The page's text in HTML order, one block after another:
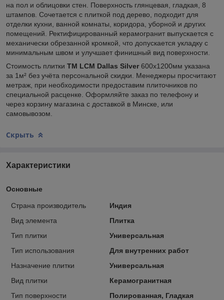
на пол и облицовки стен. Поверхность глянцевая, гладкая, 8
штампов. Сочетается с плиткой под дерево, подходит для
отделки кухни, ванной комнаты, коридора, уборной и других
помещений. Ректифицированный керамогранит выпускается с
механически обрезанной кромкой, что допускается укладку с
минимальным швом и улучшает финишный вид поверхности.
Стоимость плитки TM LCM Dallas Silver 600х1200мм указана
за 1м² без учёта персональной скидки. Менеджеры просчитают
метраж, при необходимости предоставим плиточников по
специальной расценке. Оформляйте заказ по телефону и
через корзину магазина с доставкой в Минске, или
самовывозом.
Скрыть
Характеристики
Основные
Страна производитель
Индия
Вид элемента
Плитка
Тип плитки
Универсальная
Тип использования
Для внутренних работ
Назначение плитки
Универсальная
Вид плитки
Керамогранитная
Тип поверхности
Полированная, Гладкая